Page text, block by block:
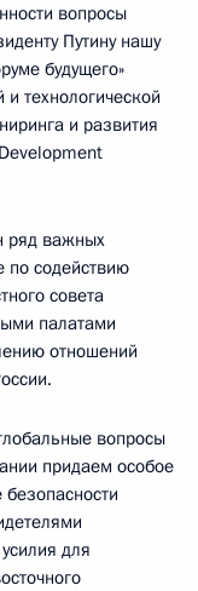
вопросы
Путину нашу
будущего»
и технологической
и развития
ряд важных
по содействию
совета
палатами
отношений
вопросы
придаем особое
для